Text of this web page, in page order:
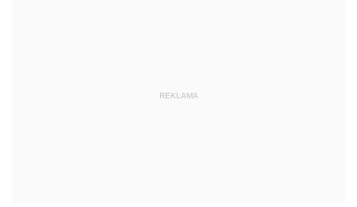
REKLAMA